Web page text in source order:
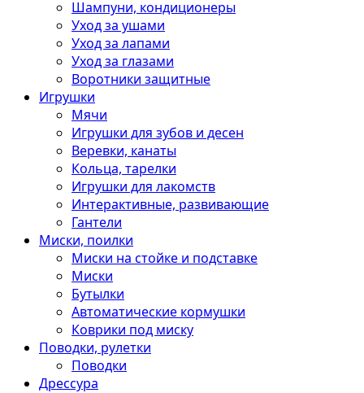
Шампуни, кондиционеры
Уход за ушами
Уход за лапами
Уход за глазами
Воротники защитные
Игрушки
Мячи
Игрушки для зубов и десен
Веревки, канаты
Кольца, тарелки
Игрушки для лакомств
Интерактивные, развивающие
Гантели
Миски, поилки
Миски на стойке и подставке
Миски
Бутылки
Автоматические кормушки
Коврики под миску
Поводки, рулетки
Поводки
Дрессура